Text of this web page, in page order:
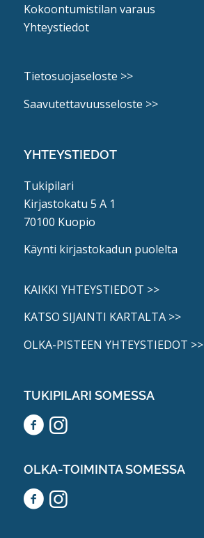
Kokoontumistilan varaus
Yhteystiedot
Tietosuojaseloste >>
Saavutettavuusseloste >>
YHTEYSTIEDOT
Tukipilari
Kirjastokatu 5 A 1
70100 Kuopio
Käynti kirjastokadun puolelta
KAIKKI YHTEYSTIEDOT >>
KATSO SIJAINTI KARTALTA >>
OLKA-PISTEEN YHTEYSTIEDOT >>
TUKIPILARI SOMESSA
OLKA-TOIMINTA SOMESSA